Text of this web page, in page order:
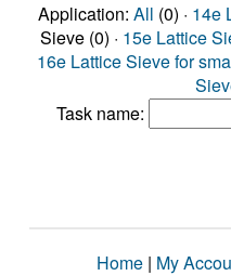
Application: All (0) · 14e
Sieve (0) · 15e Lattice
16e Lattice Sieve for
Task name:
Home | My